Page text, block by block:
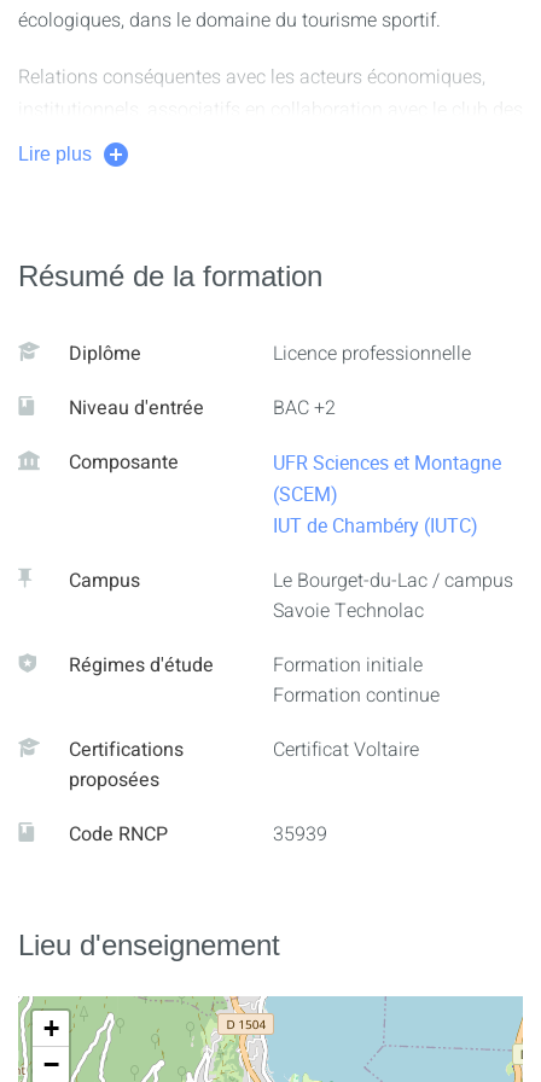
écologiques, dans le domaine du tourisme sportif.
Relations conséquentes avec les acteurs économiques,
institutionnels, associatifs en collaboration avec le club des
entreprises qui assurent la commercialisation et la
promotion des sports et des loisirs dans les territoires de
Promotion avec des petits groupes pour un meilleur
écoresponsables.
Lire plus
Résumé de la formation
Diplôme
Licence professionnelle
Niveau d'entrée
BAC +2
Composante
UFR Sciences et Montagne
(SCEM)
IUT de Chambéry (IUTC)
Campus
Le Bourget-du-Lac / campus
Savoie Technolac
Régimes d'étude
Formation initiale
Formation continue
Certifications
proposées
Certificat Voltaire
Code RNCP 35939
Lieu d'enseignement
+
−